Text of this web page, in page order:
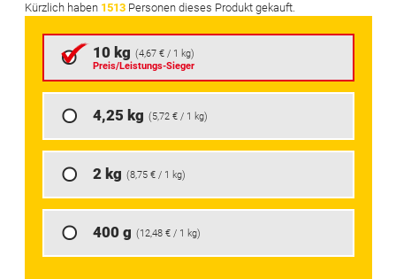
Bildgalerie
springen
Kürzlich haben 1513Personen dieses Produkt gekauft.
10 kg (4,67 €/ 1 kg)
Preis/Leistungs-Sieger
4,25 kg (5,72 €/ 1 kg)
2 kg (8,75 €/ 1 kg)
400 g (12,48 €/ 1 kg)